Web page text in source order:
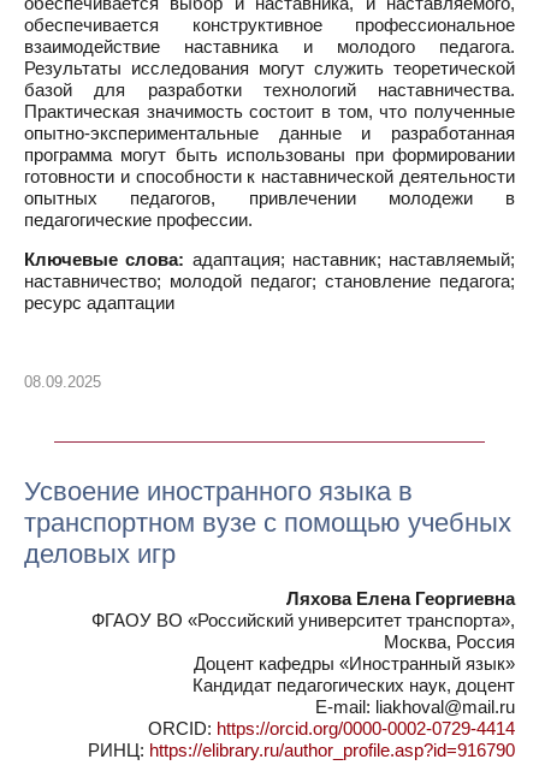
обеспечивается конструктивное профессиональное
взаимодействие наставника и молодого педагога.
Результаты исследования могут служить теоретической
базой для разработки технологий наставничества.
Практическая значимость состоит в том, что полученные
опытно-экспериментальные данные и разработанная
программа могут быть использованы при формировании
готовности и способности к наставнической деятельности
опытных педагогов, привлечении молодежи в
педагогические профессии.
Ключевые слова: адаптация; наставник; наставляемый;
наставничество; молодой педагог; становление педагога;
ресурс адаптации
08.09.2025
Усвоение иностранного языка в
транспортном вузе с помощью учебных
деловых игр
Ляхова Елена Георгиевна
ФГАОУ ВО «Российский университет транспорта»,
Москва, Россия
Доцент кафедры «Иностранный язык»
Кандидат педагогических наук, доцент
E-mail: liakhoval@mail.ru
ORCID: https://orcid.org/0000-0002-0729-4414
РИНЦ: https://elibrary.ru/author_profile.asp?id=916790